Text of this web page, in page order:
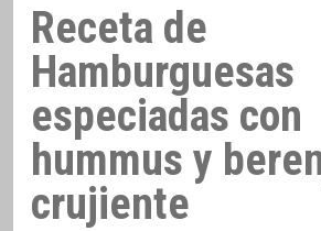
Receta de
Hamburguesas
especiadas con
hummus y
crujiente